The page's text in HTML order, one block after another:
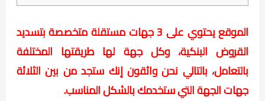
الموقع يحتوي على 3 جهات مستقلة متخصصة بتسديد
القروض البنكية، وكل جهة لها طريقتها المختلفة
بالتعامل، بالتالي نحن واثقون إنك ستجد من بين الثلاثة
جهات الجهة التي ستخدمك بالشكل المناسب.